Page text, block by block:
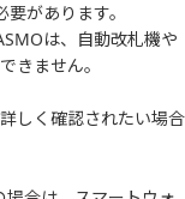
があります。
は、自動改札機や
きません。
しく確認されたい場合